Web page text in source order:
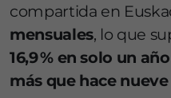
compartida en
mensuales, lo que
16,9 % en solo un año
más que hace